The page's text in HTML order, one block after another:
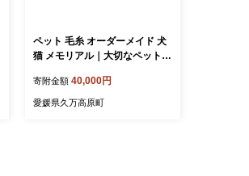
ペット 毛糸 オーダーメイド 犬
猫 メモリアル｜大切なペットの
ダーメイド毛糸【小玉】記念品
寄附金額 40,000円
愛媛県久万高原町